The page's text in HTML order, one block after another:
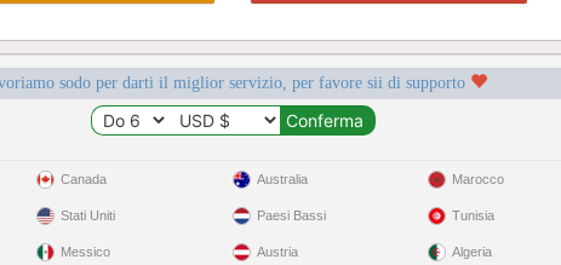
sodo per darti il miglior servizio, per favore sii di supporto
Canada
Stati Uniti
Messico
Australia
Paesi Bassi
Austria
Marocco
Tunisia
Algeria